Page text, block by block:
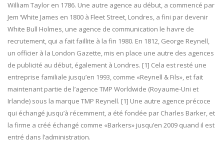
William Taylor en 1786. Une autre agence au début, a commencé par
Jem ‘White James en 1800 à Fleet Street, Londres, a fini par devenir
White Bull Holmes, une agence de communication le havre de
recrutement, qui a fait faillite à la fin 1980. En 1812, George Reynell,
un officier à la London Gazette, mis en place une autre des agences
de publicité au début, également à Londres. [1] Cela est resté une
entreprise familiale jusqu’en 1993, comme «Reynell & Fils», et fait
maintenant partie de l’agence TMP Worldwide (Royaume-Uni et
Irlande) sous la marque TMP Reynell. [1] Une autre agence précoce
qui échangé jusqu’à récemment, a été fondée par Charles Barker, et
la firme a créé échangé comme «Barkers» jusqu’en 2009 quand il est
entré dans l’administration.